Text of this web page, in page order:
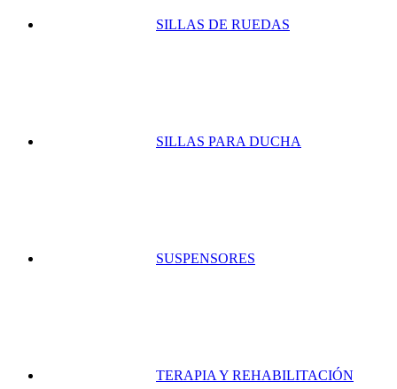
SILLAS DE RUEDAS
SILLAS PARA DUCHA
SUSPENSORES
TERAPIA Y REHABILITACIÓN